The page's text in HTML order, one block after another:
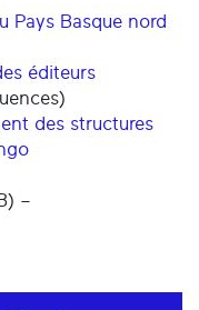
Pays Basque nord
éditeurs
des structures
–